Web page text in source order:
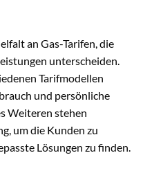
an Gas-Tarifen, die
unterscheiden.
Tarifmodellen
und persönliche
Weiteren stehen
um die Kunden zu
Lösungen zu finden.